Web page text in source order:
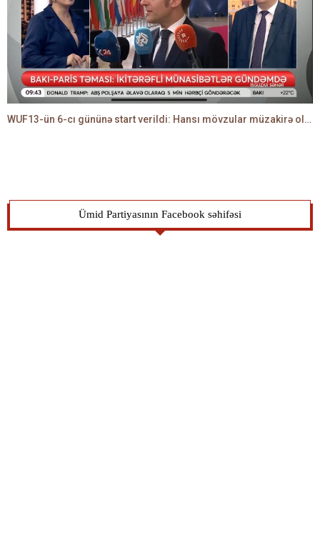
WUF13-ün 6-cı gününə start verildi: Hansı mövzular müzakirə olunacaq? -TALEH ƏLİYEV danışır
Ümid Partiyasının Facebook səhifəsi